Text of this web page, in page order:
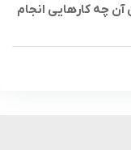
چه کارهایی انجام